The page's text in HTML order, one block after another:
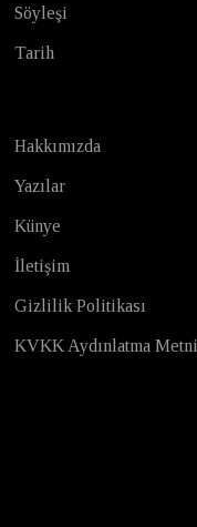
Söyleşi
Tarih
Hakkımızda
Yazılar
Künye
İletişim
Gizlilik Politikası
KVKK Aydınlatma Metni